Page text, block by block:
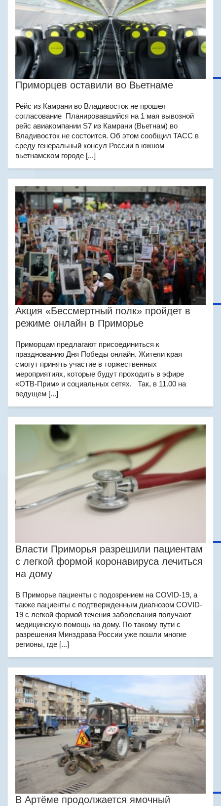
Приморцев оставили во Вьетнаме
Рейс из Камрани во Владивосток не прошел
согласование Планировавшийся на 1 мая вывозной
рейс авиакомпании S7 из Камрани (Вьетнам) во
Владивосток не состоится. Об этом сообщил ТАСС в
среду генеральный консул России в южном
вьетнамском городе [...]
Акция «Бессмертный полк» пройдет в
режиме онлайн в Приморье
Приморцам предлагают присоединиться к
празднованию Дня Победы онлайн. Жители края
смогут принять участие в торжественных
мероприятиях, которые будут проходить в эфире
«ОТВ-Прим» и социальных сетях. Так, в 11.00 на
ведущем [...]
Власти Приморья разрешили пациентам
с легкой формой коронавируса лечиться
на дому
В Приморье пациенты с подозрением на COVID-19, а
также пациенты с подтвержденным диагнозом COVID-
19 с легкой формой течения заболевания получают
медицинскую помощь на дому. По такому пути с
разрешения Минздрава России уже пошли многие
регионы, где [...]
В Артёме продолжается ямочный